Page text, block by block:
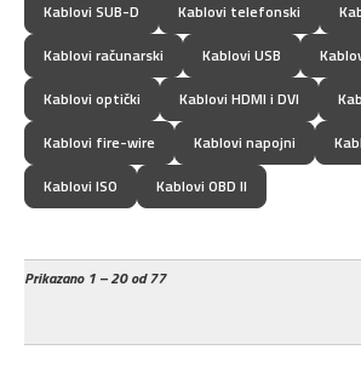
Kablovi SUB-D
Kablovi telefonski
Kablovi računarski
Kablovi USB
Kablovi optički
Kablovi HDMI i DVI
Kablovi fire-wire
Kablovi napojni
Kablovi ISO
Kablovi OBD II
Prikazano1 – 20 od 77